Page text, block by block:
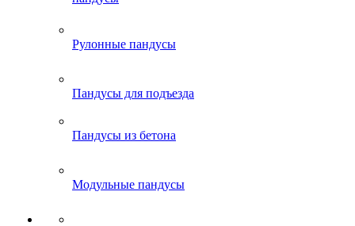
Рулонные пандусы
Пандусы для подъезда
Пандусы из бетона
Модульные пандусы